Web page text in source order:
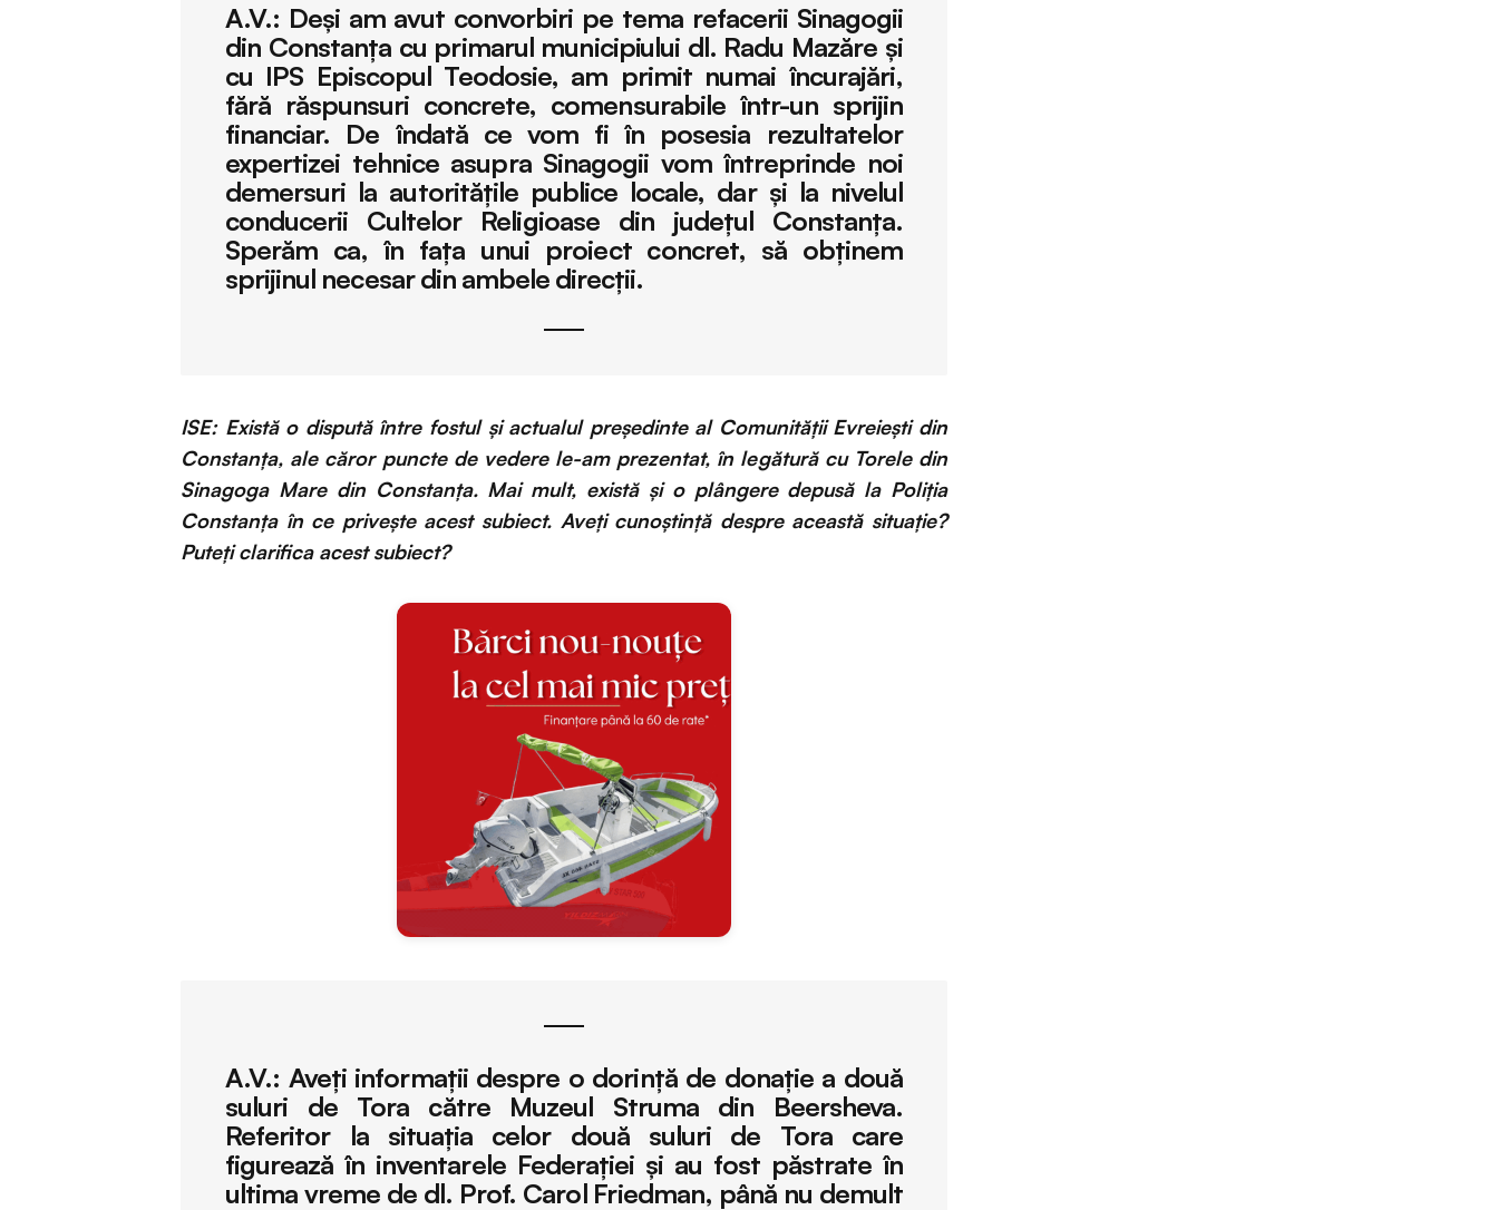
A.V.: Deşi am avut convorbiri pe tema refacerii Sinagogii
din Constanţa cu primarul municipiului dl. Radu Mazăre şi
cu IPS Episcopul Teodosie, am primit numai încurajări,
fără răspunsuri concrete, comensurabile într-un sprijin
financiar. De îndată ce vom fi în posesia rezultatelor
expertizei tehnice asupra Sinagogii vom întreprinde noi
demersuri la autorităţile publice locale, dar şi la nivelul
conducerii Cultelor Religioase din judeţul Constanţa.
Sperăm ca, în faţa unui proiect concret, să obţinem
sprijinul necesar din ambele direcţii.
ISE: Există o dispută între fostul și actualul președinte al Comunității Evreiești din
Constanța, ale căror puncte de vedere le-am prezentat, în legătură cu Torele din
Sinagoga Mare din Constanța. Mai mult, există și o plângere depusă la Poliția
Constanța în ce privește acest subiect. Aveți cunoștință despre această situație?
Puteți clarifica acest subiect?
A.V.: Aveţi informaţii despre o dorinţă de donaţie a două
suluri de Tora către Muzeul Struma din Beersheva.
Referitor la situaţia celor două suluri de Tora care
figurează în inventarele Federaţiei şi au fost păstrate în
ultima vreme de dl. Prof. Carol Friedman, până nu demult